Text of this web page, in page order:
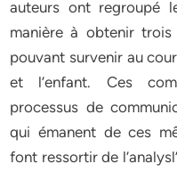
auteurs ont regroupé
manière à obtenir
pouvant survenir au
et l’enfant. Ces
processus de
qui émanent de ces
font ressortir de